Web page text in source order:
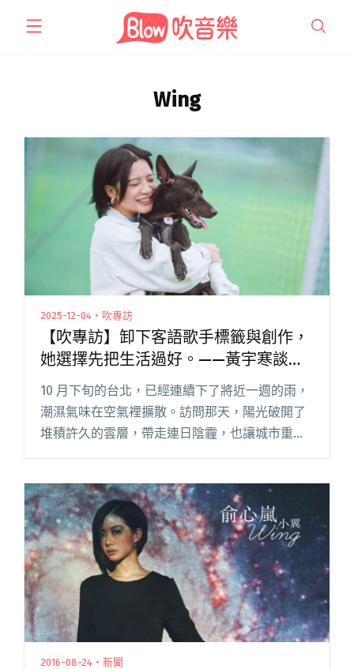
Wing
2025-12-04・吹專訪
【吹專訪】卸下客語歌手標籤與創作，
她選擇先把生活過好。——黃宇寒談第
四張專輯《Ngai》
10 月下旬的台北，已經連續下了將近一週的雨，
潮濕氣味在空氣裡擴散。訪問那天，陽光破開了
堆積許久的雲層，帶走連日陰霾，也讓城市重新
恢復生氣。 走進松山區的狗狗公園，遠遠就看到
寒喜愛的客家粢粑，這隻一閱讀全文 "【吹專
訪】卸下客語歌手標籤與創作，她選擇先把生活
過好。——黃宇寒談第四張專輯《Ngai》"
2016-08-24・新聞